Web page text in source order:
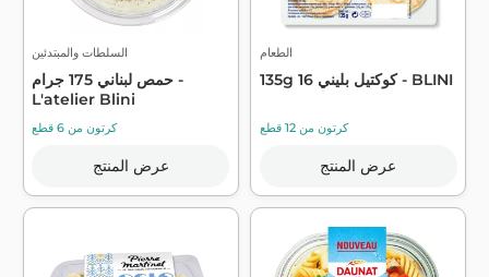
السلطات والمبتدئين
حمص لبناني 175 جرام -
L'atelier Blini
كرتون من 6 قطع
عرض المنتج
الطعام
135g 16 كوكتيل بليني - BLINI
كرتون من 12 قطع
عرض المنتج